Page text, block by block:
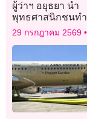
ผู้ว่าฯ อยุธยา นำ
พุทธศาสนิกชนท
ตักบาตร-ถวายเที
เนื่องในเทศกาล
29 กรกฎาคม 2569